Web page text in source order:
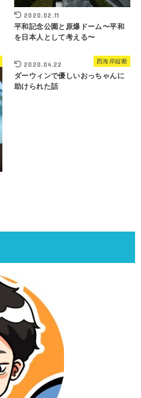
2020.02.11
平和記念公園と原爆ドーム〜平和
を日本人として考える〜
西海岸縦断
2020.04.22
ダーウィンで優しいおっちゃんに
助けられた話